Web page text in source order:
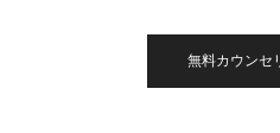
無料カウンセ